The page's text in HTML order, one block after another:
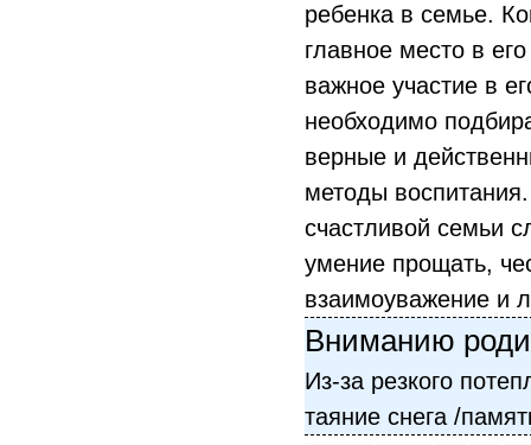
ребенка в семье.
главное место в
важное участие в
необходимо
верные и
методы
счастливой семьи
умение прощать,
взаимоуважение и
Вниманию
Из-за резкого
таяние снега /